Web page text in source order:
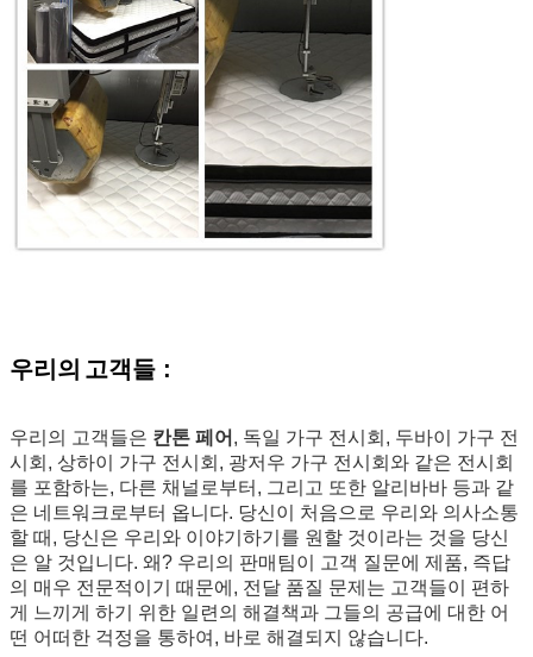
우리의 고객들 :
우리의 고객들은 칸톤 페어 , 독일 가구 전시회, 두바이 가구 전
시회, 상하이 가구 전시회, 광저우 가구 전시회와 같은 전시회
를 포함하는, 다른 채널로부터, 그리고 또한 알리바바 등과 같
은 네트워크로부터 옵니다. 당신이 처음으로 우리와 의사소통
할 때, 당신은 우리와 이야기하기를 원할 것이라는 것을 당신
은 알 것입니다. 왜? 우리의 판매팀이 고객 질문에 제품, 즉답
의 매우 전문적이기 때문에, 전달 품질 문제는 고객들이 편하
게 느끼게 하기 위한 일련의 해결책과 그들의 공급에 대한 어
떤 어떠한 걱정을 통하여, 바로 해결되지 않습니다.